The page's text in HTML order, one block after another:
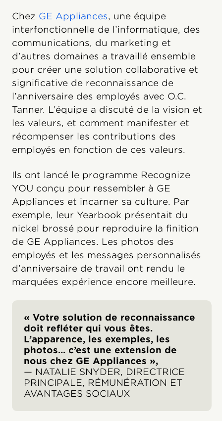
Chez GE Appliances, une équipe
interfonctionnelle de l’informatique, des
communications, du marketing et
d’autres domaines a travaillé ensemble
pour créer une solution collaborative et
significative de reconnaissance de
l’anniversaire des employés avec O.C.
Tanner. L’équipe a discuté de la vision et
les valeurs, et comment manifester et
récompenser les contributions des
employés en fonction de ces valeurs.
Ils ont lancé le programme Recognize
YOU conçu pour ressembler à GE
Appliances et incarner sa culture. Par
exemple, leur Yearbook présentait du
nickel brossé pour reproduire la finition
de GE Appliances. Les photos des
employés et les messages personnalisés
d’anniversaire de travail ont rendu le
marquées expérience encore meilleure.
« Votre solution de reconnaissance
doit refléter qui vous êtes.
L’apparence, les exemples, les
photos... c’est une extension de
nous chez GE Appliances »,
— NATALIE SNYDER, DIRECTRICE
PRINCIPALE, RÉMUNÉRATION ET
AVANTAGES SOCIAUX